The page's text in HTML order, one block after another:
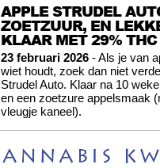
APPLE STRUDEL
ZOETZUUR, EN
KLAAR MET 29% THC
23 februari 2026 - Als je van
wiet houdt, zoek dan niet
Strudel Auto. Klaar na 10
en een zoetzure appelsmaak
vleugje kaneel).